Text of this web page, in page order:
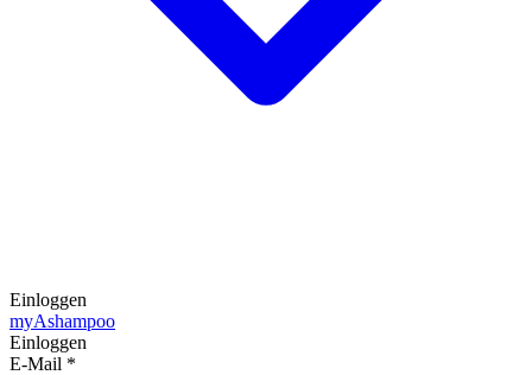
Einloggen
myAshampoo
Einloggen
E-Mail *